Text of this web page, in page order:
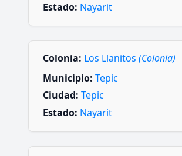
Estado: Nayarit
Colonia: Los Llanitos (Colonia)
Municipio: Tepic
Ciudad: Tepic
Estado: Nayarit